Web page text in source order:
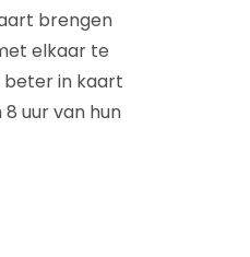
brengen
elkaar te
beter in kaart
uur van hun